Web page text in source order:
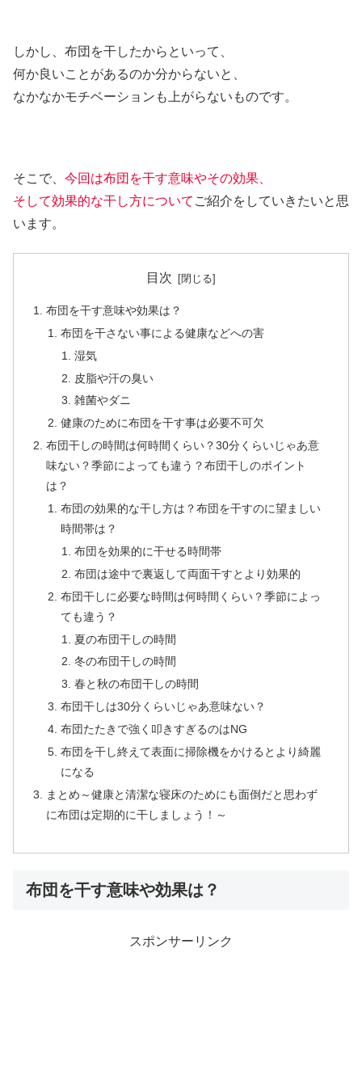
しかし、布団を干したからといって、
何か良いことがあるのか分からないと、
なかなかモチベーションも上がらないものです。
そこで、 今回は布団を干す意味やその効果、
そして効果的な干し方について ご紹介をしていきたいと思
います。
目次
布団を干す意味や効果は？
布団を干さない事による健康などへの害
湿気
皮脂や汗の臭い
雑菌やダニ
健康のために布団を干す事は必要不可欠
布団干しの時間は何時間くらい？30分くらいじゃあ意
味ない？季節によっても違う？布団干しのポイント
は？
布団の効果的な干し方は？布団を干すのに望ましい
時間帯は？
布団を効果的に干せる時間帯
布団は途中で裏返して両面干すとより効果的
布団干しに必要な時間は何時間くらい？季節によっ
ても違う？
夏の布団干しの時間
冬の布団干しの時間
春と秋の布団干しの時間
布団干しは30分くらいじゃあ意味ない？
布団たたきで強く叩きすぎるのはNG
布団を干し終えて表面に掃除機をかけるとより綺麗
になる
まとめ～健康と清潔な寝床のためにも面倒だと思わず
に布団は定期的に干しましょう！～
布団を干す意味や効果は？
スポンサーリンク